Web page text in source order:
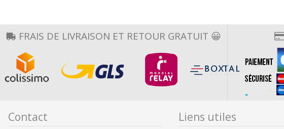
FRAIS DE LIVRAISON ET RETOUR GRATUIT 😀
Contact Liens utiles